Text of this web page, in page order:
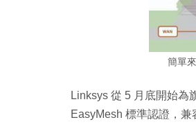
簡單
Linksys 從 5 月底開始為
EasyMesh 標準認證，兼